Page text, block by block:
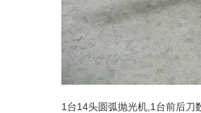
1台14头圆弧抛光机,1台前后刀